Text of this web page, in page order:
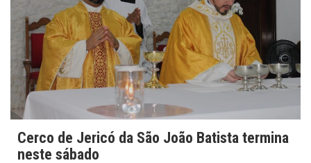
Cerco de Jericó da São João Batista termina
neste sábado